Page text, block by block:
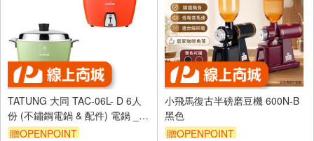
TATUNG 大同 TAC-06L- D 6人
份 (不鏽鋼電鍋 & 配件) 電鍋 _
大同公司貨
贈OPENPOINT
小飛馬復古半磅磨豆機 600N-B
黑色
贈OPENPOINT